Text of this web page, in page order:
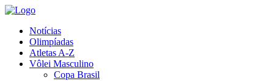
Notícias
Olimpíadas
Atletas A-Z
Vôlei Masculino
Copa Brasil